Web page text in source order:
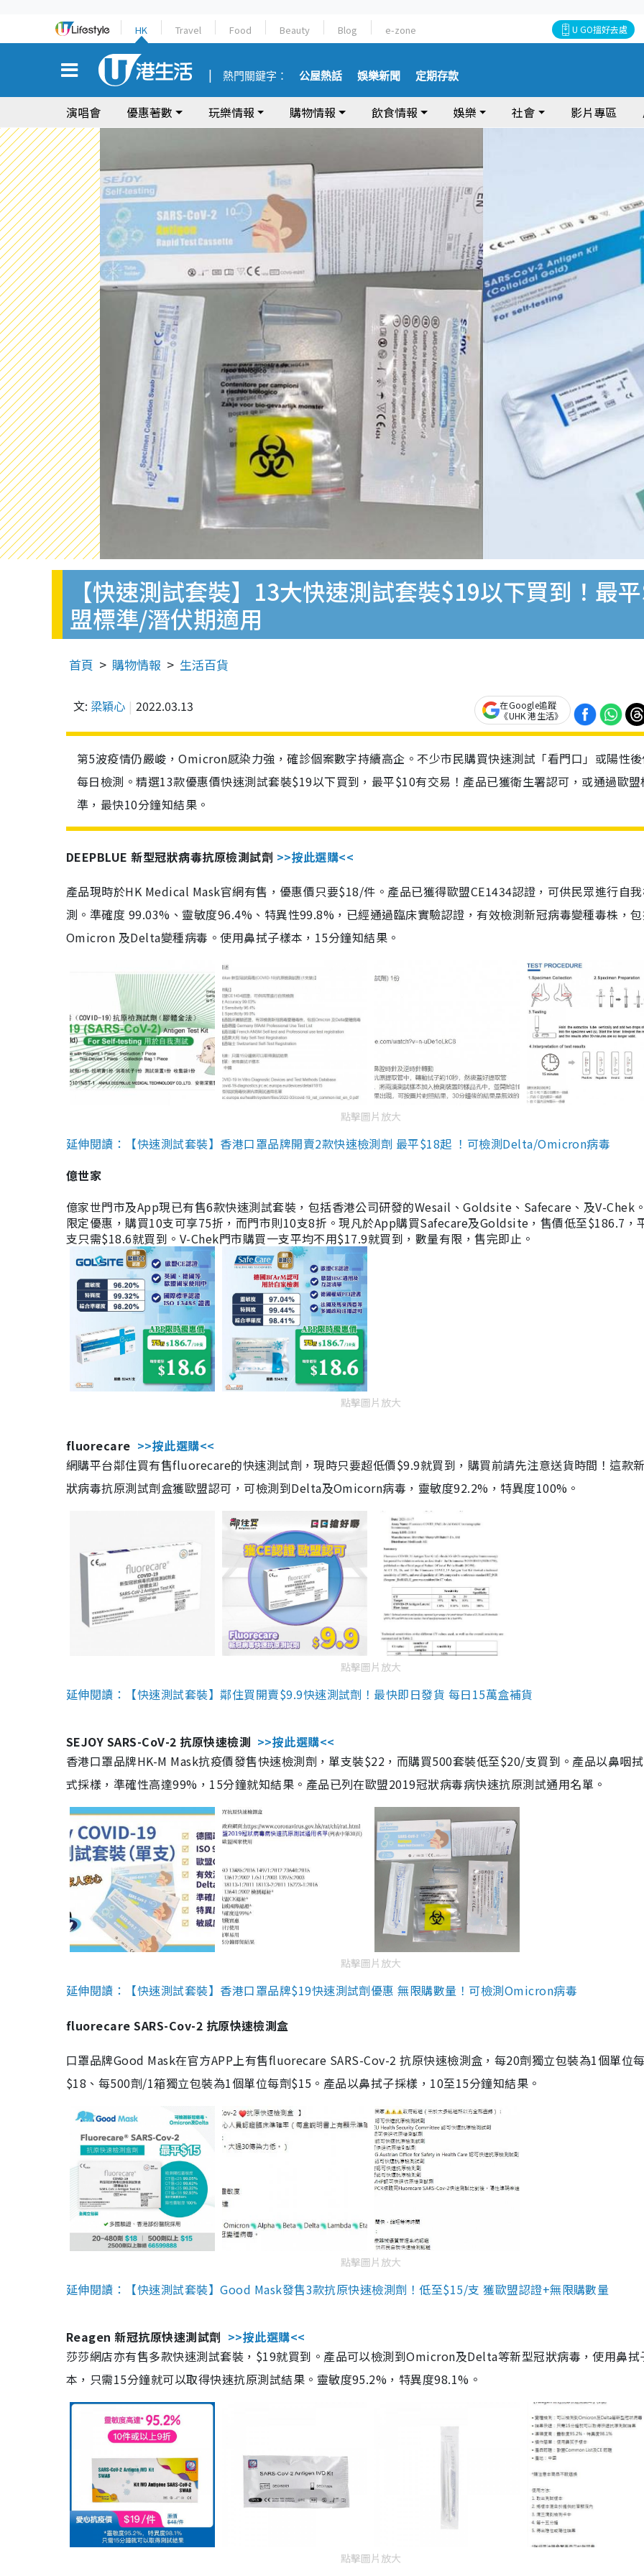
HK Travel Food Beauty Blog e-zone U GO搵好去處
熱門關鍵字： 公屋熱話 娛樂新聞 定期存款
演唱會 優惠著數 玩樂情報 購物情報 飲食情報 娛樂 社會 影片專區
【快速測試套裝】13大快速測試套裝$19以下買到！最
盟標準/潛伏期適用
首頁 購物情報 生活百貨
文: 梁穎心 2022.03.13
在Google追蹤
《UHK 港生活》
第5波疫情仍嚴峻，Omicron感染力強，確診個案數字持續高企。不少市民購買快速測試「看門口」或陽性
每日檢測。精選13款優惠價快速測試套裝$19以下買到，最平$10有交易！產品已獲衛生署認可，或通過歐盟
準，最快10分鐘知結果。
DEEPBLUE 新型冠狀病毒抗原檢測試劑 >>按此選購<<
產品現時於HK Medical Mask官網有售，優惠價只要$18/件。產品已獲得歐盟CE1434認證，可供民眾進行自
測。準確度 99.03%、靈敏度96.4%、特異性99.8%，已經通過臨床實驗認證，有效檢測新冠病毒變種毒株，
Omicron 及Delta變種病毒。使用鼻拭子樣本，15分鐘知結果。
點擊圖片放大
延伸閱讀：【快速測試套裝】香港口罩品牌開賣2款快速檢測劑 最平$18起 ！可檢測Delta/Omicron病毒
億世家
億家世門市及App現已有售6款快速測試套裝，包括香港公司研發的Wesail、Goldsite、Safecare、及V-Chek
限定優惠，購買10支可享75折，而門市則10支8折。現凡於App購買Safecare及Goldsite，售價低至$186.7，
支只需$18.6就買到。V-Chek門市購買一支平均不用$17.9就買到，數量有限，售完即止。
點擊圖片放大
fluorecare >>按此選購<<
網購平台鄰住買有售fluorecare的快速測試劑，現時只要超低價$9.9就買到，購買前請先注意送貨時間！這款
狀病毒抗原測試劑盒獲歐盟認可，可檢測到Delta及Omicorn病毒，靈敏度92.2%，特異度100%。
點擊圖片放大
延伸閱讀：【快速測試套裝】鄰住買開賣$9.9快速測試劑！最快即日發貨 每日15萬盒補貨
SEJOY SARS-CoV-2 抗原快速檢測 >>按此選購<<
香港口罩品牌HK-M Mask抗疫價發售快速檢測劑，單支裝$22，而購買500套裝低至$20/支買到。產品以鼻咽
式採樣，準確性高達99%，15分鐘就知結果。產品已列在歐盟2019冠狀病毒病快速抗原測試通用名單。
點擊圖片放大
延伸閱讀：【快速測試套裝】香港口罩品牌$19快速測試劑優惠 無限購數量！可檢測Omicron病毒
fluorecare SARS-Cov-2 抗原快速檢測盒
口罩品牌Good Mask在官方APP上有售fluorecare SARS-Cov-2 抗原快速檢測盒，每20劑獨立包裝為1個單位
$18、每500劑/1箱獨立包裝為1個單位每劑$15。產品以鼻拭子採樣，10至15分鐘知結果。
點擊圖片放大
延伸閱讀：【快速測試套裝】Good Mask發售3款抗原快速檢測劑！低至$15/支 獲歐盟認證+無限購數量
Reagen 新冠抗原快速測試劑 >>按此選購<<
莎莎網店亦有售多款快速測試套裝，$19就買到。產品可以檢測到Omicron及Delta等新型冠狀病毒，使用鼻拭
本，只需15分鐘就可以取得快速抗原測試結果。靈敏度95.2%，特異度98.1%。
點擊圖片放大